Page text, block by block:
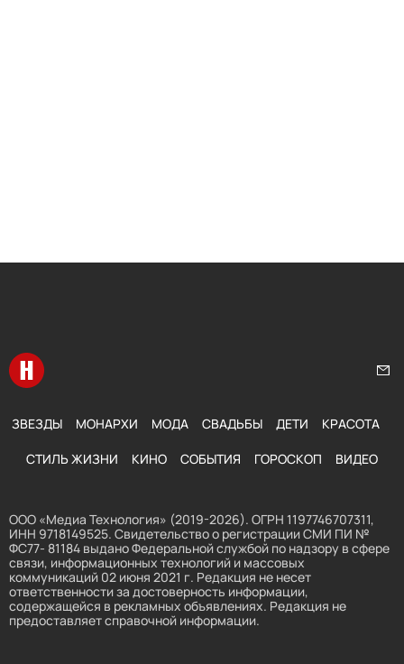
Перейти на главную
ЗВЕЗДЫ МОНАРХИ МОДА СВАДЬБЫ ДЕТИ КРАСОТА
СТИЛЬ ЖИЗНИ КИНО СОБЫТИЯ ГОРОСКОП ВИДЕО
ООО «Медиа Технология» (2019-2026). ОГРН 1197746707311,
ИНН 9718149525. Свидетельство о регистрации СМИ ПИ №
ФС77- 81184 выдано Федеральной службой по надзору в сфере
связи, информационных технологий и массовых
коммуникаций 02 июня 2021 г. Редакция не несет
ответственности за достоверность информации,
содержащейся в рекламных объявлениях. Редакция не
предоставляет справочной информации.